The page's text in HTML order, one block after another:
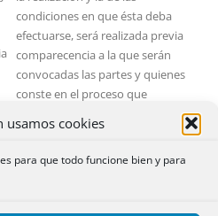
usamos cookies
para que todo funcione bien y para
condiciones en que ésta deba
efectuarse, será realizada previa
comparecencia a la que serán
convocadas las partes y quienes
conste en el proceso que
secretario judicial resolverá por
medio de decreto lo que estime
asistan a la comparecencia, pero